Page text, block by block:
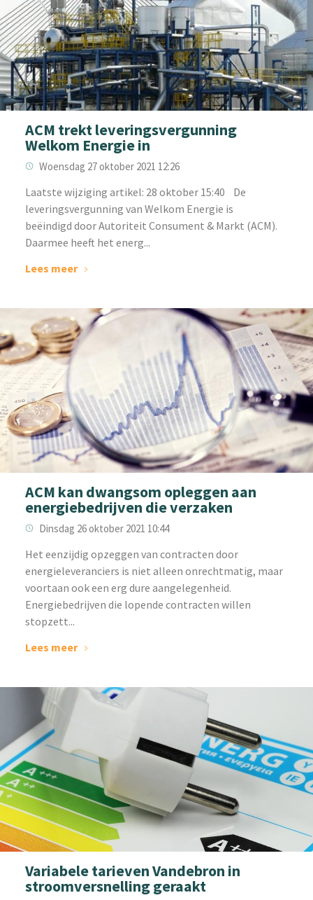
ACM trekt leveringsvergunning
Welkom Energie in
Woensdag 27 oktober 2021 12:26
L‌aatste wijziging artikel: 28 oktober 15:40 De
leveringsvergunning van Welkom Energie is
beëindigd door Autoriteit Consument & Markt (ACM).
Daarmee heeft het energ...
Lees meer
ACM kan dwangsom opleggen aan
energiebedrijven die verzaken
Dinsdag 26 oktober 2021 10:44
‌Het eenzijdig opzeggen van contracten door
energieleveranciers is niet alleen onrechtmatig, maar
voortaan ook een erg dure aangelegenheid.
Energiebedrijven die lopende contracten willen
stopzett...
Lees meer
Variabele tarieven Vandebron in
stroomversnelling geraakt